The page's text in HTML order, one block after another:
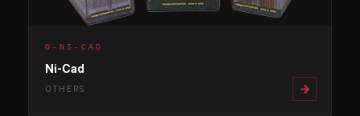
O-NI-CAD
Ni-Cad
OTHERS